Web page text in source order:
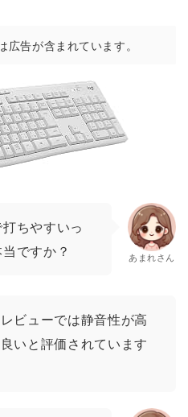
広告が含まれています。
ちやすいっ
ですか？
あまれさん
ビューでは静音性が高
いと評価されています